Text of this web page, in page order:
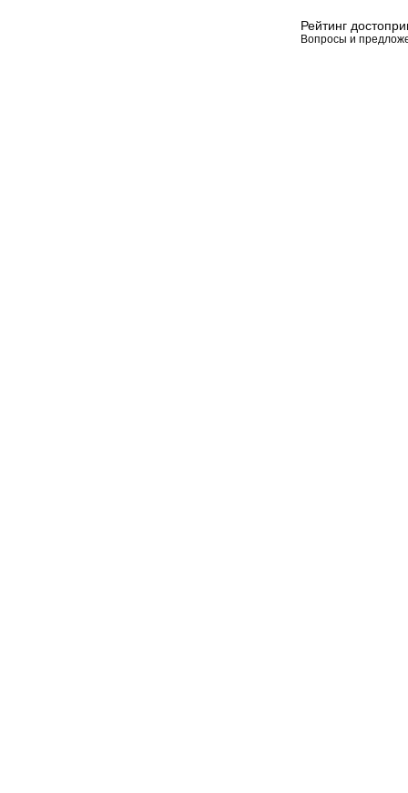
Рейтинг
Вопросы и